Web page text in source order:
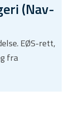
(Nav-
EØS-rett,
fra